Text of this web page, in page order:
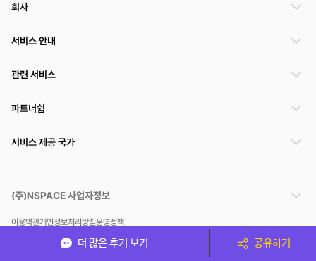
더 많은 후기 보기 공유하기
회사
서비스 안내
관련 서비스
파트너쉽
서비스 제공 국가
(주)NSPACE 사업자정보
이용약관개인정보처리방침운영정책
스페이스클라우드는 통신판매중개자이며 통신판매의 당사자가 아닙니다. 따라서 스페이스클
라우드는 공간 거래정보 및 거래에 대해 책임지지 않습니다.